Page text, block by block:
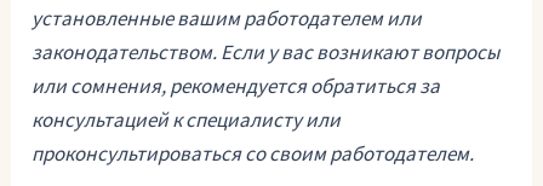
установленные вашим работодателем или
законодательством. Если у вас возникают вопросы
или сомнения, рекомендуется обратиться за
консультацией к специалисту или
проконсультироваться со своим работодателем.